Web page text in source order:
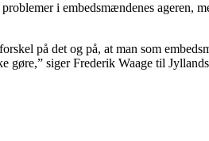
i embedsmændenes ageren,
på det og på, at man som
gøre,” siger Frederik Waage til